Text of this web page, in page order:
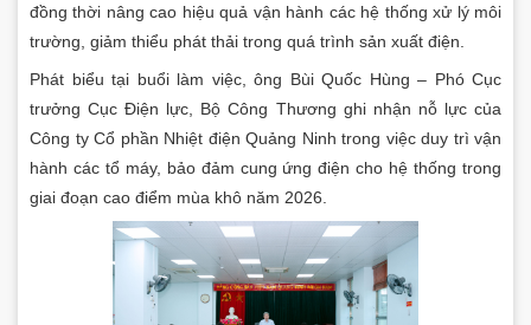
đồng thời nâng cao hiệu quả vận hành các hệ thống xử lý môi
trường, giảm thiểu phát thải trong quá trình sản xuất điện.
Phát biểu tại buổi làm việc, ông Bùi Quốc Hùng – Phó Cục
trưởng Cục Điện lực, Bộ Công Thương ghi nhận nỗ lực của
Công ty Cổ phần Nhiệt điện Quảng Ninh trong việc duy trì vận
hành các tổ máy, bảo đảm cung ứng điện cho hệ thống trong
giai đoạn cao điểm mùa khô năm 2026.